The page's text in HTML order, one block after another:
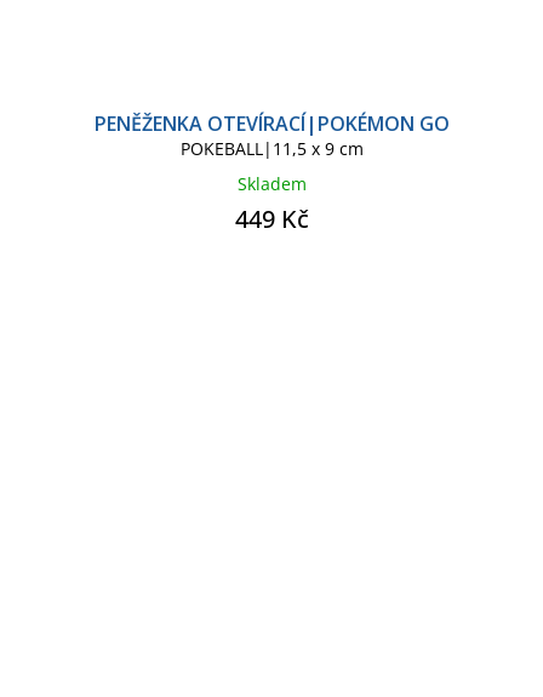
PENĚŽENKA OTEVÍRACÍ|POKÉMON GO
POKEBALL|11,5 x 9 cm
Skladem
449 Kč